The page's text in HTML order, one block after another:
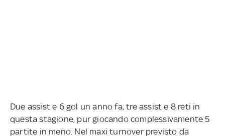
Due assist e 6 gol un anno fa, tre assist e 8 reti in
questa stagione, pur giocando complessivamente 5
partite in meno. Nel maxi turnover previsto da